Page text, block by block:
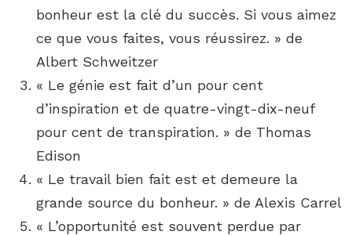
bonheur est la clé du succès. Si vous aimez
ce que vous faites, vous réussirez. » de
Albert Schweitzer
« Le génie est fait d’un pour cent
d’inspiration et de quatre-vingt-dix-neuf
pour cent de transpiration. » de Thomas
Edison
« Le travail bien fait est et demeure la
grande source du bonheur. » de Alexis Carrel
« L’opportunité est souvent perdue par